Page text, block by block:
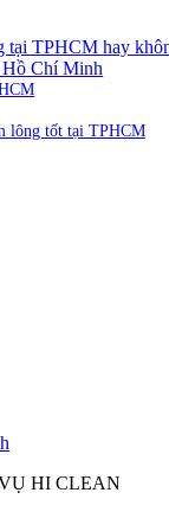
tại TPHCM hay
Chí Minh
lông tốt tại TPHCM
HI CLEAN